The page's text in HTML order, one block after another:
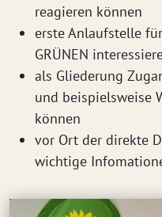
reagieren können
erste Anlaufstelle
GRÜNEN
als Gliederung
und beispielsweise
können
vor Ort der direkte
wichtige